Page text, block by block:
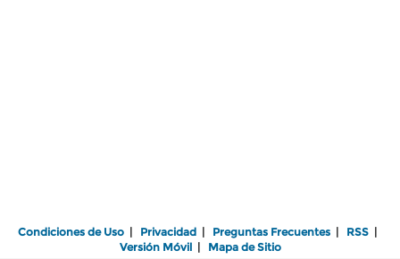
Condiciones de Uso | Privacidad | Preguntas Frecuentes | RSS |
Versión Móvil| Mapa de Sitio